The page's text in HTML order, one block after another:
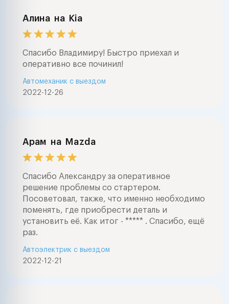
Алина на Kia
Спасибо Владимиру! Быстро приехал и
оперативно все починил!
2022-12-26
Автомеханик с выездом
Арам на Mazda
Спасибо Александру за оперативное
решение проблемы со стартером.
Посоветовал, также, что именно необходимо
поменять, где приобрести деталь и
установить её. Как итог - ***** . Спасибо, ещё
раз.
2022-12-21
Автоэлектрик с выездом